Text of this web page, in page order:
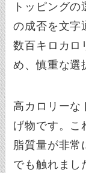
トッピング
の成否を文字
数百キロカロ
め、慎重な選
高カロリーな
げ物です。こ
脂質量が非常
でも触れまし